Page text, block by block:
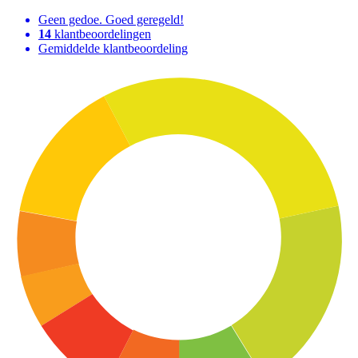
Geen gedoe. Goed geregeld!
14 klantbeoordelingen
Gemiddelde klantbeoordeling